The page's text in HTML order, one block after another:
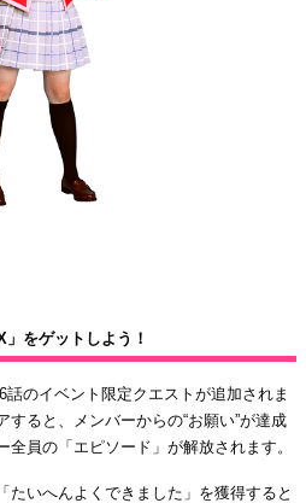
をゲットしよう！
話のイベント限定クエストが追加されま
すると、メンバーからの“お願い”が達成
員の「エピソード」が解放されます。
たいへんよくできました」を獲得すると